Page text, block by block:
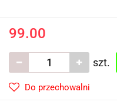
99.00
szt.
Do przechowalni